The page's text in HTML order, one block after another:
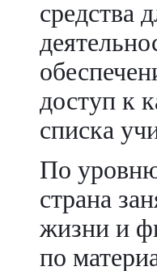
средства
доступ к
списка
По
страна
жизни и
по